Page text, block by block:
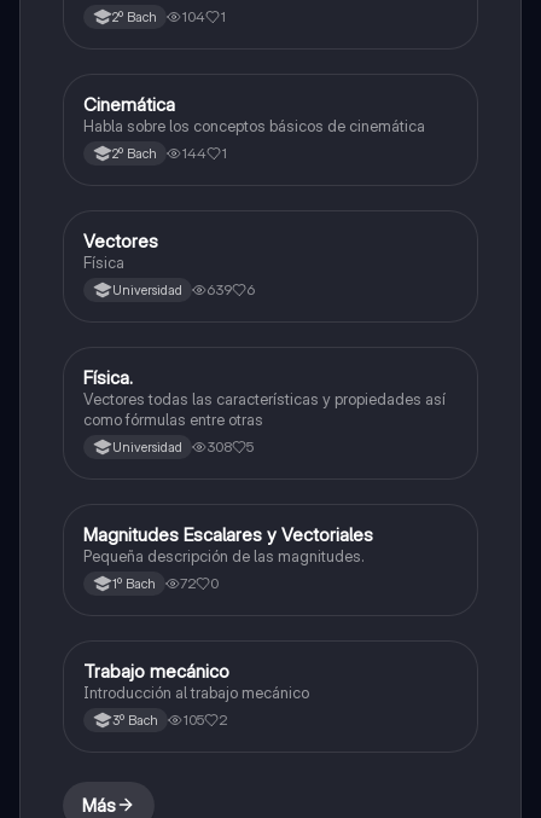
2º Bach 104 1
Física
Cinemática
Habla sobre los conceptos básicos de cinemática
2º Bach 144 1
Física
Vectores
Física
Universidad 639 6
Física
Física.
Vectores todas las características y propiedades así
como fórmulas entre otras
Universidad 308 5
Física
Magnitudes Escalares y Vectoriales
Pequeña descripción de las magnitudes.
1º Bach 72 0
Física
Trabajo mecánico
Introducción al trabajo mecánico
3º Bach 105 2
Más